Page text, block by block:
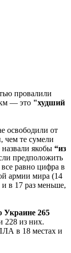
провалили
км — это "худший
освободили от
чем те сумели
якобы “из
предположить
равно цифра в
армии мира (14
в 17 раз меньше,
Украине 265
228 из них.
в 18 местах и